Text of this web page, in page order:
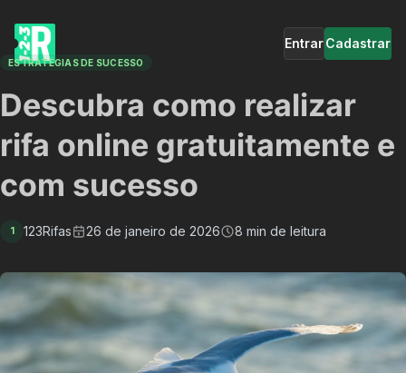
EntrarCadastrar
ESTRATÉGIAS DE SUCESSO
Descubra como realizar
rifa online gratuitamente e
com sucesso
1 123Rifas 26 de janeiro de 2026 8 min de leitura